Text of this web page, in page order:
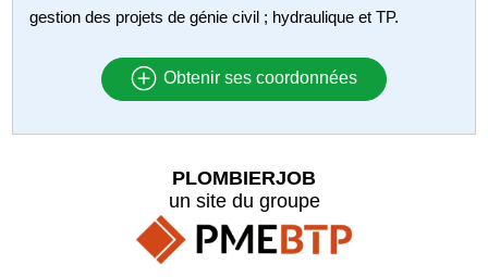
gestion des projets de génie civil ; hydraulique et TP.
Obtenir ses coordonnées
PLOMBIERJOB
un site du groupe